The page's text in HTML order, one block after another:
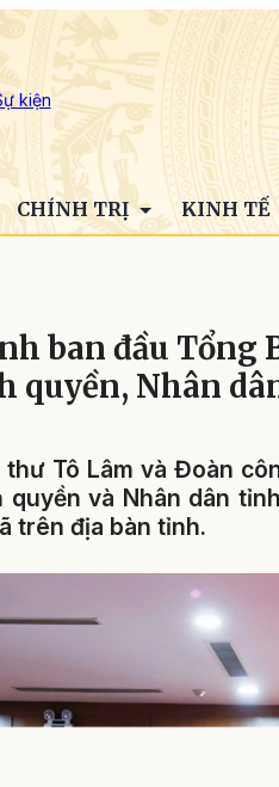
kiện
CHÍNH TRỊ KINH TẾ
ban đầu Tổng
quyền, Nhân
thư Tô Lâm và Đoàn
và Nhân dân
trên địa bàn tỉnh.